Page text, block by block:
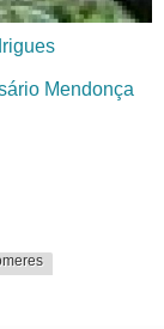
Mendonça